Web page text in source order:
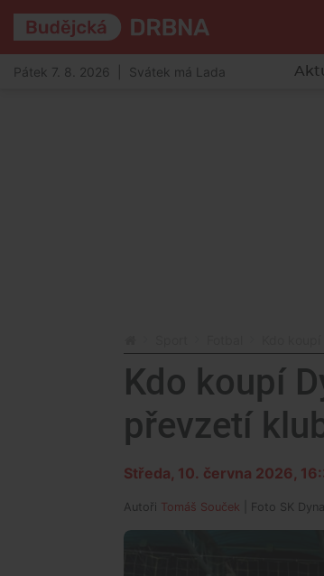
Pátek 7. 8. 2026 | Svátek má Lada
Kdo koupí
převzetí
Středa, 10. června 2026,
Autoři Tomáš Souček | Foto SK